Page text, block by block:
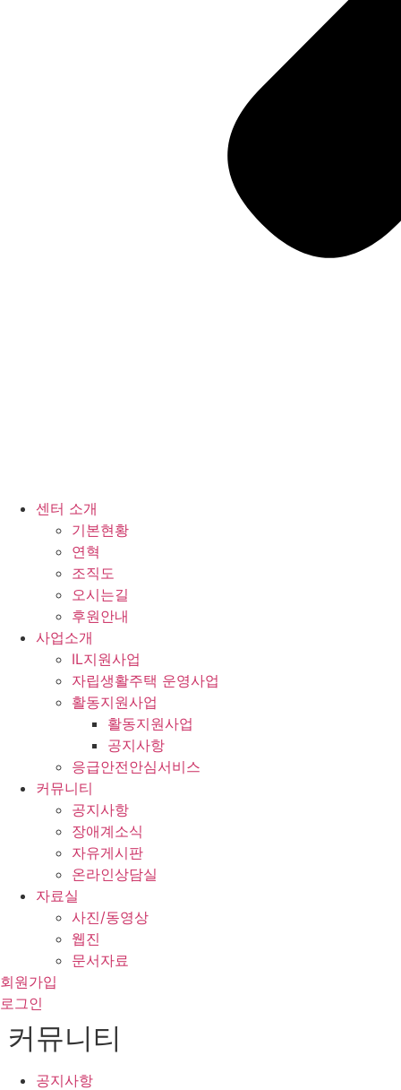
센터 소개
기본현황
연혁
조직도
오시는길
후원안내
사업소개
IL지원사업
자립생활주택 운영사업
활동지원사업
활동지원사업
공지사항
응급안전안심서비스
커뮤니티
공지사항
장애계소식
자유게시판
온라인상담실
자료실
사진/동영상
웹진
문서자료
회원가입
로그인
커뮤니티
공지사항